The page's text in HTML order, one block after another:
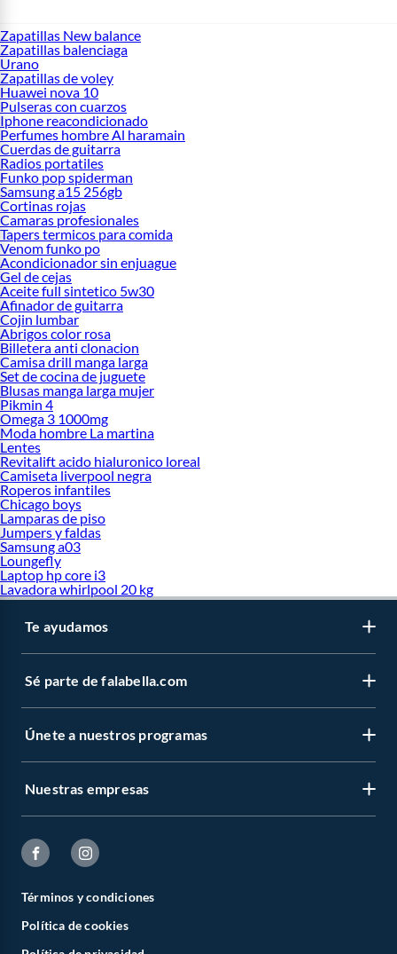
Zapatillas New balance
Zapatillas balenciaga
Urano
Zapatillas de voley
Huawei nova 10
Pulseras con cuarzos
Iphone reacondicionado
Perfumes hombre Al haramain
Cuerdas de guitarra
Radios portatiles
Funko pop spiderman
Samsung a15 256gb
Cortinas rojas
Camaras profesionales
Tapers termicos para comida
Venom funko po
Acondicionador sin enjuague
Gel de cejas
Aceite full sintetico 5w30
Afinador de guitarra
Cojin lumbar
Abrigos color rosa
Billetera anti clonacion
Camisa drill manga larga
Set de cocina de juguete
Blusas manga larga mujer
Pikmin 4
Omega 3 1000mg
Moda hombre La martina
Lentes
Revitalift acido hialuronico loreal
Camiseta liverpool negra
Roperos infantiles
Chicago boys
Lamparas de piso
Jumpers y faldas
Samsung a03
Loungefly
Laptop hp core i3
Lavadora whirlpool 20 kg
Te ayudamos
Sé parte de falabella.com
Únete a nuestros programas
Nuestras empresas
Términos y condiciones
Política de cookies